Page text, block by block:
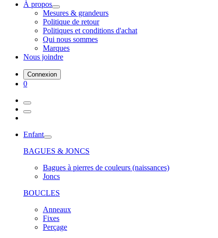
À propos
Mesures & grandeurs
Politique de retour
Politiques et conditions d'achat
Qui nous sommes
Marques
Nous joindre
Connexion
0
Enfant
BAGUES & JONCS
Bagues à pierres de couleurs (naissances)
Joncs
BOUCLES
Anneaux
Fixes
Perçage